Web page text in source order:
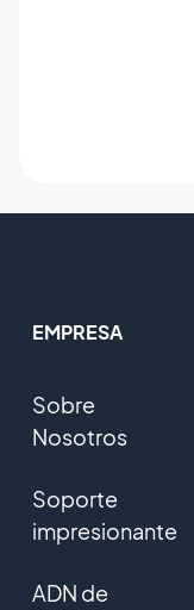
EMPRESA
Sobre
Nosotros
Soporte
impresionante
ADN de